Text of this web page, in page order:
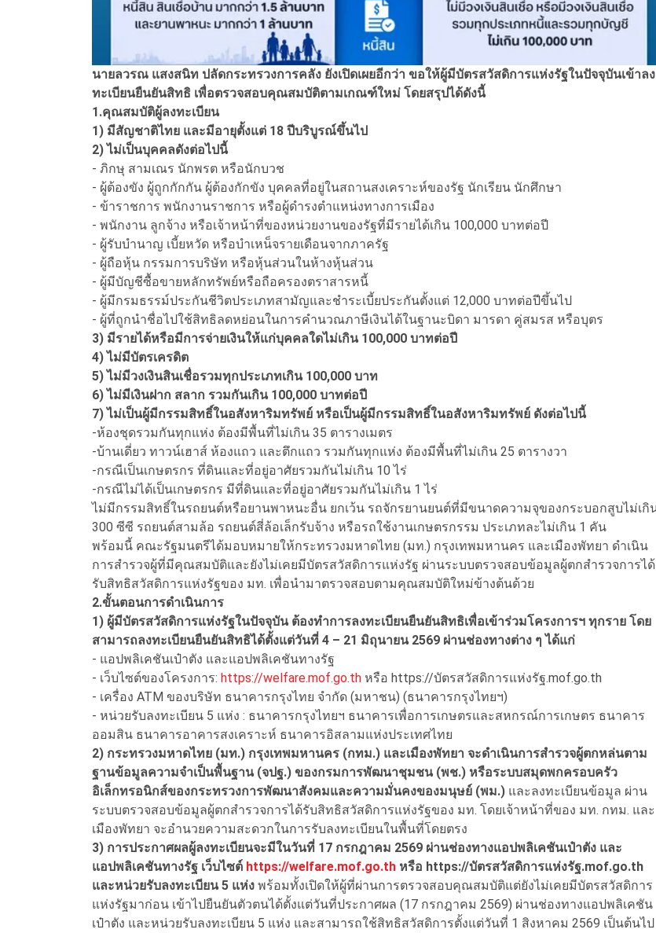
นายลวรณ แสงสนิท ปลัดกระทรวงการคลัง ยังเปิดเผยอีกว่า ขอให้ผู้มีบัตรสวัสดิการแห่งรัฐในปัจจุบันเข้าลง
ทะเบียนยืนยันสิทธิ เพื่อตรวจสอบคุณสมบัติตามเกณฑ์ใหม่ โดยสรุปได้ดังนี้
1.คุณสมบัติผู้ลงทะเบียน
1) มีสัญชาติไทย และมีอายุตั้งแต่ 18 ปีบริบูรณ์ขึ้นไป
2) ไม่เป็นบุคคลดังต่อไปนี้
- ภิกษุ สามเณร นักพรต หรือนักบวช
- ผู้ต้องขัง ผู้ถูกกักกัน ผู้ต้องกักขัง บุคคลที่อยู่ในสถานสงเคราะห์ของรัฐ นักเรียน นักศึกษา
- ข้าราชการ พนักงานราชการ หรือผู้ดำรงตำแหน่งทางการเมือง
- พนักงาน ลูกจ้าง หรือเจ้าหน้าที่ของหน่วยงานของรัฐที่มีรายได้เกิน 100,000 บาทต่อปี
- ผู้รับบำนาญ เบี้ยหวัด หรือบำเหน็จรายเดือนจากภาครัฐ
- ผู้ถือหุ้น กรรมการบริษัท หรือหุ้นส่วนในห้างหุ้นส่วน
- ผู้มีบัญชีซื้อขายหลักทรัพย์หรือถือครองตราสารหนี้
- ผู้มีกรมธรรม์ประกันชีวิตประเภทสามัญและชำระเบี้ยประกันตั้งแต่ 12,000 บาทต่อปีขึ้นไป
- ผู้ที่ถูกนำชื่อไปใช้สิทธิลดหย่อนในการคำนวณภาษีเงินได้ในฐานะบิดา มารดา คู่สมรส หรือบุตร
3) มีรายได้หรือมีการจ่ายเงินให้แก่บุคคลใดไม่เกิน 100,000 บาทต่อปี
4) ไม่มีบัตรเครดิต
5) ไม่มีวงเงินสินเชื่อรวมทุกประเภทเกิน 100,000 บาท
6) ไม่มีเงินฝาก สลาก รวมกันเกิน 100,000 บาทต่อปี
7) ไม่เป็นผู้มีกรรมสิทธิ์ในอสังหาริมทรัพย์ หรือเป็นผู้มีกรรมสิทธิ์ในอสังหาริมทรัพย์ ดังต่อไปนี้
-ห้องชุดรวมกันทุกแห่ง ต้องมีพื้นที่ไม่เกิน 35 ตารางเมตร
-บ้านเดี่ยว ทาวน์เฮาส์ ห้องแถว และตึกแถว รวมกันทุกแห่ง ต้องมีพื้นที่ไม่เกิน 25 ตารางวา
-กรณีเป็นเกษตรกร ที่ดินและที่อยู่อาศัยรวมกันไม่เกิน 10 ไร่
-กรณีไม่ได้เป็นเกษตรกร มีที่ดินและที่อยู่อาศัยรวมกันไม่เกิน 1 ไร่
ไม่มีกรรมสิทธิ์ในรถยนต์หรือยานพาหนะอื่น ยกเว้น รถจักรยานยนต์ที่มีขนาดความจุของกระบอกสูบไม่เกิ
300 ซีซี รถยนต์สามล้อ รถยนต์สี่ล้อเล็กรับจ้าง หรือรถใช้งานเกษตรกรรม ประเภทละไม่เกิน 1 คัน
พร้อมนี้ คณะรัฐมนตรีได้มอบหมายให้กระทรวงมหาดไทย (มท.) กรุงเทพมหานคร และเมืองพัทยา ดำเนิน
การสำรวจผู้ที่มีคุณสมบัติและยังไม่เคยมีบัตรสวัสดิการแห่งรัฐ ผ่านระบบตรวจสอบข้อมูลผู้ตกสำรวจการได้
รับสิทธิสวัสดิการแห่งรัฐของ มท. เพื่อนำมาตรวจสอบตามคุณสมบัติใหม่ข้างต้นด้วย
2.ขั้นตอนการดำเนินการ
1) ผู้มีบัตรสวัสดิการแห่งรัฐในปัจจุบัน ต้องทำการลงทะเบียนยืนยันสิทธิเพื่อเข้าร่วมโครงการฯ ทุกราย โดย
สามารถลงทะเบียนยืนยันสิทธิได้ตั้งแต่วันที่ 4 – 21 มิถุนายน 2569 ผ่านช่องทางต่าง ๆ ได้แก่
- แอปพลิเคชันเป๋าตัง และแอปพลิเคชันทางรัฐ
- เว็บไซต์ของโครงการ: https://welfare.mof.go.th หรือ https://บัตรสวัสดิการแห่งรัฐ.mof.go.th
- เครื่อง ATM ของบริษัท ธนาคารกรุงไทย จำกัด (มหาชน) (ธนาคารกรุงไทยฯ)
- หน่วยรับลงทะเบียน 5 แห่ง : ธนาคารกรุงไทยฯ ธนาคารเพื่อการเกษตรและสหกรณ์การเกษตร ธนาคาร
ออมสิน ธนาคารอาคารสงเคราะห์ ธนาคารอิสลามแห่งประเทศไทย
2) กระทรวงมหาดไทย (มท.) กรุงเทพมหานคร (กทม.) และเมืองพัทยา จะดำเนินการสำรวจผู้ตกหล่นตาม
ฐานข้อมูลความจําเป็นพื้นฐาน (จปฐ.) ของกรมการพัฒนาชุมชน (พช.) หรือระบบสมุดพกครอบครัว
อิเล็กทรอนิกส์ของกระทรวงการพัฒนาสังคมและความมั่นคงของมนุษย์ (พม.) และลงทะเบียนข้อมูล ผ่าน
ระบบตรวจสอบข้อมูลผู้ตกสำรวจการได้รับสิทธิสวัสดิการแห่งรัฐของ มท. โดยเจ้าหน้าที่ของ มท. กทม. และ
เมืองพัทยา จะอำนวยความสะดวกในการรับลงทะเบียนในพื้นที่โดยตรง
3) การประกาศผลผู้ลงทะเบียนจะมีในวันที่ 17 กรกฎาคม 2569 ผ่านช่องทางแอปพลิเคชันเป๋าตัง และ
แอปพลิเคชันทางรัฐ เว็บไซต์ https://welfare.mof.go.th หรือ https://บัตรสวัสดิการแห่งรัฐ.mof.go.th
และหน่วยรับลงทะเบียน 5 แห่ง พร้อมทั้งเปิดให้ผู้ที่ผ่านการตรวจสอบคุณสมบัติแต่ยังไม่เคยมีบัตรสวัสดิการ
แห่งรัฐมาก่อน เข้าไปยืนยันตัวตนได้ตั้งแต่วันที่ประกาศผล (17 กรกฎาคม 2569) ผ่านช่องทางแอปพลิเคชัน
เป๋าตัง และหน่วยรับลงทะเบียน 5 แห่ง และสามารถใช้สิทธิสวัสดิการตั้งแต่วันที่ 1 สิงหาคม 2569 เป็นต้นไป